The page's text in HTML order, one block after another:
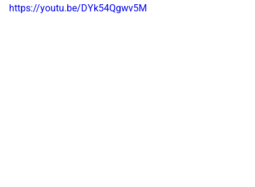
https://youtu.be/DYk54Qgwv5M